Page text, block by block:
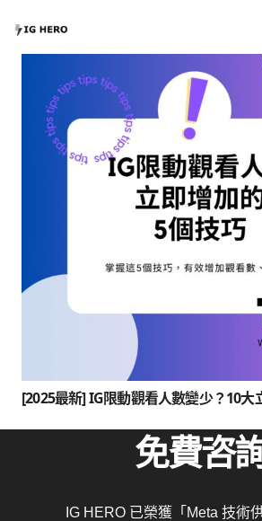
[2025最新] IG限動觀看人數變少？10大
免費咨
IG HERO 已榮獲「Meta 技術